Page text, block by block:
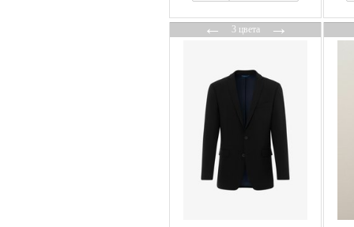
←3 цвета→